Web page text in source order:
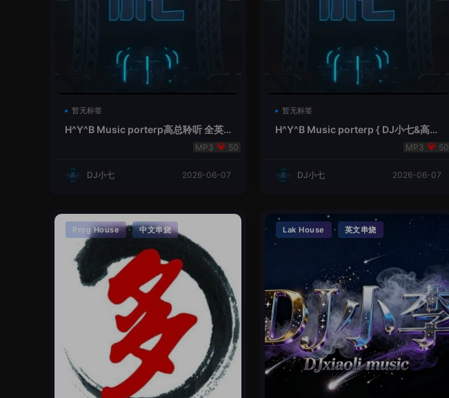
暂无标签
H^Y^B Music porterp高总聆听 全英
50
DJ小七 2026-06-07
暂无标签
H^Y^B Music porterp { DJ小七&高总
50
DJ小七 2026-06-07
Prog House · 中文串烧 Lak House · 英文串烧